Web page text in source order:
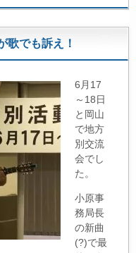
歌でも訴え！
6月17
～ 18日
と岡山
で地方
別交流
会でし
た。
小原事
務局長
の新曲
(?)で最